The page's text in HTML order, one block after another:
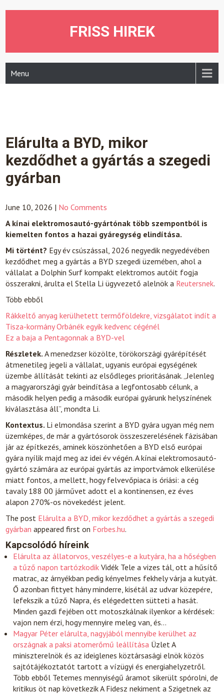
FRISS HIREK
Menu
Elárulta a BYD, mikor
kezdődhet a gyártás a szegedi
gyárban
June 10, 2026 | No Comments
A kínai elektromosautó-gyártónak több szempontból is
kiemelten fontos a hazai gyáregység elindítása.
Mi történt? Egy év csúszással, 2026 negyedik negyedévében
kezdődhet meg a gyártás a BYD szegedi üzemében, ahol a
vállalat a Dolphin Surf kompakt elektromos autóit fogja
összerakni, árulta el Stella Li ügyvezető alelnök a Reutersnek.
Több ebből
Rákkeltő anyag kerülhetett termőföldekre, vizsgálatot indít a
Tisza-kormány Orbánék egyik kedvenc cégénél
Ez a baja a Pentagonnak a BYD-vel
Részletek.A menedzser közölte, törökországi gyárépítését
átmenetileg jegeli a vállalat, ugyanis európai egységének
üzembe állítását tekinti az elsődleges prioritásának. „Jelenleg
a magyarországi gyár beindítása a legfontosabb célunk, a
második helyen pedig a második európai gyárunk helyszínének
kiválasztása áll”, mondta Li.
Kontextus. Li elmondása szerint a BYD gyára ugyan még nem
üzemképes, de már a gyártósorok összeszerelésének fázisában
jár az építkezés, aminek köszönhetően a BYD első európai
gyára nyílik majd meg az idei év végén. A kínai elektromosautó-
gyártó számára az európai gyártás az importvámok elkerülése
miatt fontos, a mellett, hogy felvevőpiaca is óriási: a cég
tavaly 188 00 járművet adott el a kontinensen, ez éves
alapon 270%-os növekedést jelent.
The post Elárulta a BYD, mikor kezdődhet a gyártás a szegedi
gyárban appeared first on Forbes.hu.
Kapcsolódó híreink
Elárulta az állatorvos, veszélyes-e a kutyára, ha a hőségben
a tűző napon tartózkodik Vidék Tele a vizes tál, ott a hűsítő
matrac, az árnyékban pedig kényelmes fekhely várja a kutyát.
Ő azonban fittyet hány minderre, kisétál az udvar közepére,
lefekszik a tűző Napra, és elégedetten sütteti a hasát.
Minden gazdi fejében ott motoszkálnak ilyenkor a kérdések:
vajon nem érzi, hogy mennyire meleg van, és…
Magyar Péter elárulta, nagyjából mennyibe kerülhet az
országnak a paksi atomerőmű leállítása ÜzletA
miniszterelnök és az ideiglenes köztársasági elnök közös
sajtótájékoztatót tartott a vízügyi és energiahelyzetről.
Több ebből Tetemes mennyiségű áramot sikerült spórolni, de
kritikus öt nap következik A Fidesz nekiment a Szigetnek az